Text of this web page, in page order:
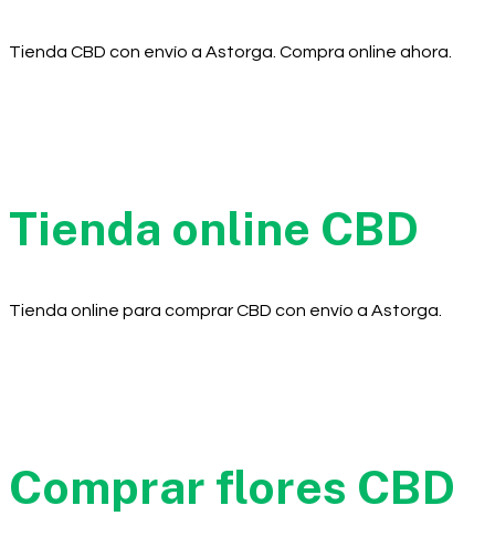
Tienda CBD con envío a Astorga. Compra online ahora.
Tienda online CBD
Tienda online para comprar CBD con envío a Astorga.
Comprar flores CBD